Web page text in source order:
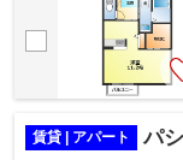
賃貸 | アパート パ